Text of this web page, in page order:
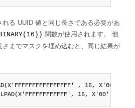
る UUID 値と同じ長さである必要があ
関数が使用されます。 他
までマスクを埋め込むと、同じ結果が
, 16, X'00');
LPAD(X'FFFFFFFFFFFF', 16, X'00') ;